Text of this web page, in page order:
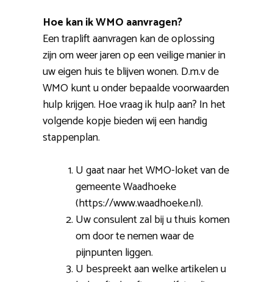
Hoe kan ik WMO aanvragen?
Een traplift aanvragen kan de oplossing
zijn om weer jaren op een veilige manier in
uw eigen huis te blijven wonen. D.m.v de
WMO kunt u onder bepaalde voorwaarden
hulp krijgen. Hoe vraag ik hulp aan? In het
volgende kopje bieden wij een handig
stappenplan.
U gaat naar het WMO-loket van de
gemeente Waadhoeke
(https://www.waadhoeke.nl).
Uw consulent zal bij u thuis komen
om door te nemen waar de
pijnpunten liggen.
U bespreekt aan welke artikelen u